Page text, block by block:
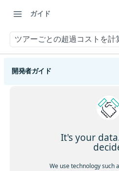
ガイド
ツアーごとの超過コストを計
開発者ガイド
HERE Tour Planning APIの使用を開
主要な概念を理解する
ソリューション
巡回セールスマンの問題を理
It's your
We use technology such